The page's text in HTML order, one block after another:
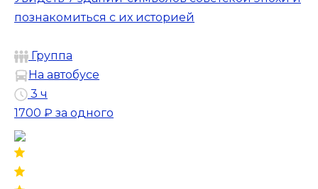
познакомиться с их историей
Группа
На автобусе
3 ч
1700 ₽ за одного